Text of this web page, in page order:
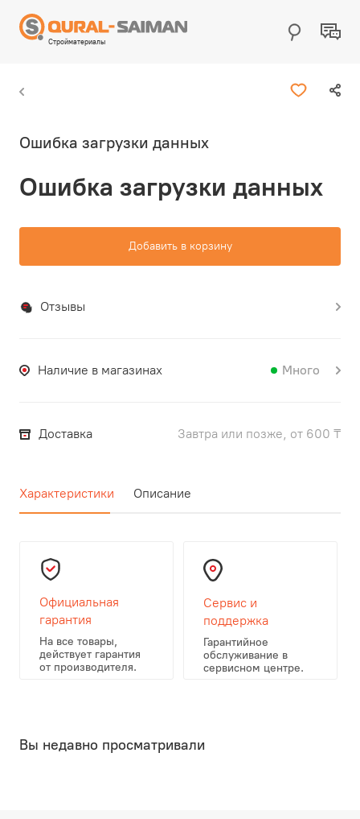
Стройматериалы
Ошибка загрузки данных
Ошибка загрузки данных
Добавить в корзину
Отзывы
Наличие в магазинах Много
Доставка Завтра или позже, от 600 ₸
Характеристики Описание
Официальная
гарантия
На все товары,
действует гарантия
от производителя.
Сервис и
поддержка
Гарантийное
обслуживание в
сервисном центре.
Вы недавно просматривали